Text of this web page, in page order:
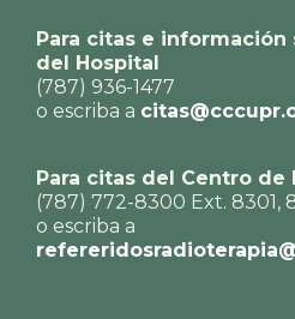
Para citas e
del Hospital
(787) 936-1477
o escriba a
Para citas del Centro de
(787) 772-8300 Ext. 8301,
o escriba a